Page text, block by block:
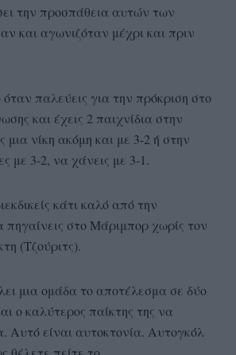
την προσπάθεια αυτών των
και αγωνιζόταν μέχρι και πριν
παλεύεις για την πρόκριση στο
και έχεις 2 παιχνίδια στην
μια νίκη ακόμη και με 3-2 ή στην
με 3-2, να χάνεις με 3-1.
κάτι καλό από την
πηγαίνεις στο Μάριμπορ χωρίς τον
(Τζούριτς).
μια ομάδα το αποτέλεσμα σε δύο
ο καλύτερος παίκτης της να
Αυτό είναι αυτοκτονία. Αυτογκόλ